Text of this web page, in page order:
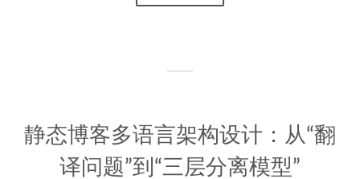
静态博客多语言架构设计：从“翻
译问题”到“三层分离模型”